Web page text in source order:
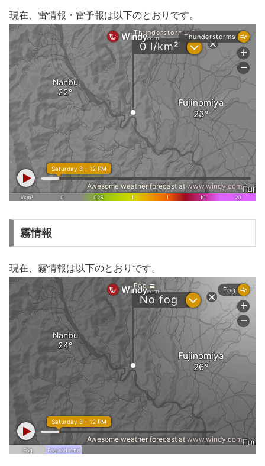
現在、雷情報・雷予報は以下のとおりです。
霧情報
現在、霧情報は以下のとおりです。